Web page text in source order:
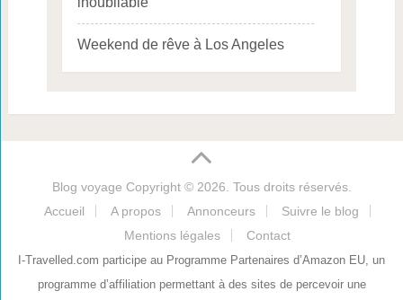
Weekend de rêve à Los Angeles
Blog voyage Copyright © 2026. Tous droits réservés.
Accueil
A propos Annonceurs
Suivre le blog
Mentions légales
Contact
I-Travelled.com participe au Programme Partenaires d’Amazon EU, un
programme d’affiliation permettant à des sites de percevoir une